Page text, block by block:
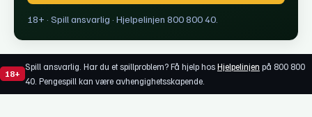
18+ · Spill ansvarlig · Hjelpelinjen 800 800 40.
18+
Spill ansvarlig. Har du et spillproblem? Få hjelp hosHjelpelinjen på 800 800
40. Pengespill kan være avhengighetsskapende.